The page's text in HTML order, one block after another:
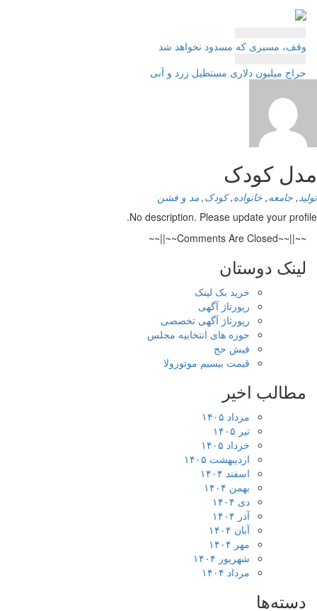
راهبری
نوشته
وقف، مسیری که مسدود نخواهد شد
حراج میلیون دلاری مستطیل زرد و آبی
مدل کودک
تولید, جامعه, خانواده,کودک, مد و فشن
No description. Please update your profile.
~~||~~Comments Are Closed~~||~~
لینک دوستان
خرید بک لینک
رپورتاژ آگهی
رپورتاژ آگهی تخصصی
حوزه های انتخابیه مجلس
فیش حج
قیمت بیسیم موتورولا
مطالب اخیر
مرداد ۱۴۰۵
تیر ۱۴۰۵
خرداد ۱۴۰۵
اردیبهشت ۱۴۰۵
اسفند ۱۴۰۴
بهمن ۱۴۰۴
دی ۱۴۰۴
آذر ۱۴۰۴
آبان ۱۴۰۴
مهر ۱۴۰۴
شهریور ۱۴۰۴
مرداد ۱۴۰۴
دسته‌ها